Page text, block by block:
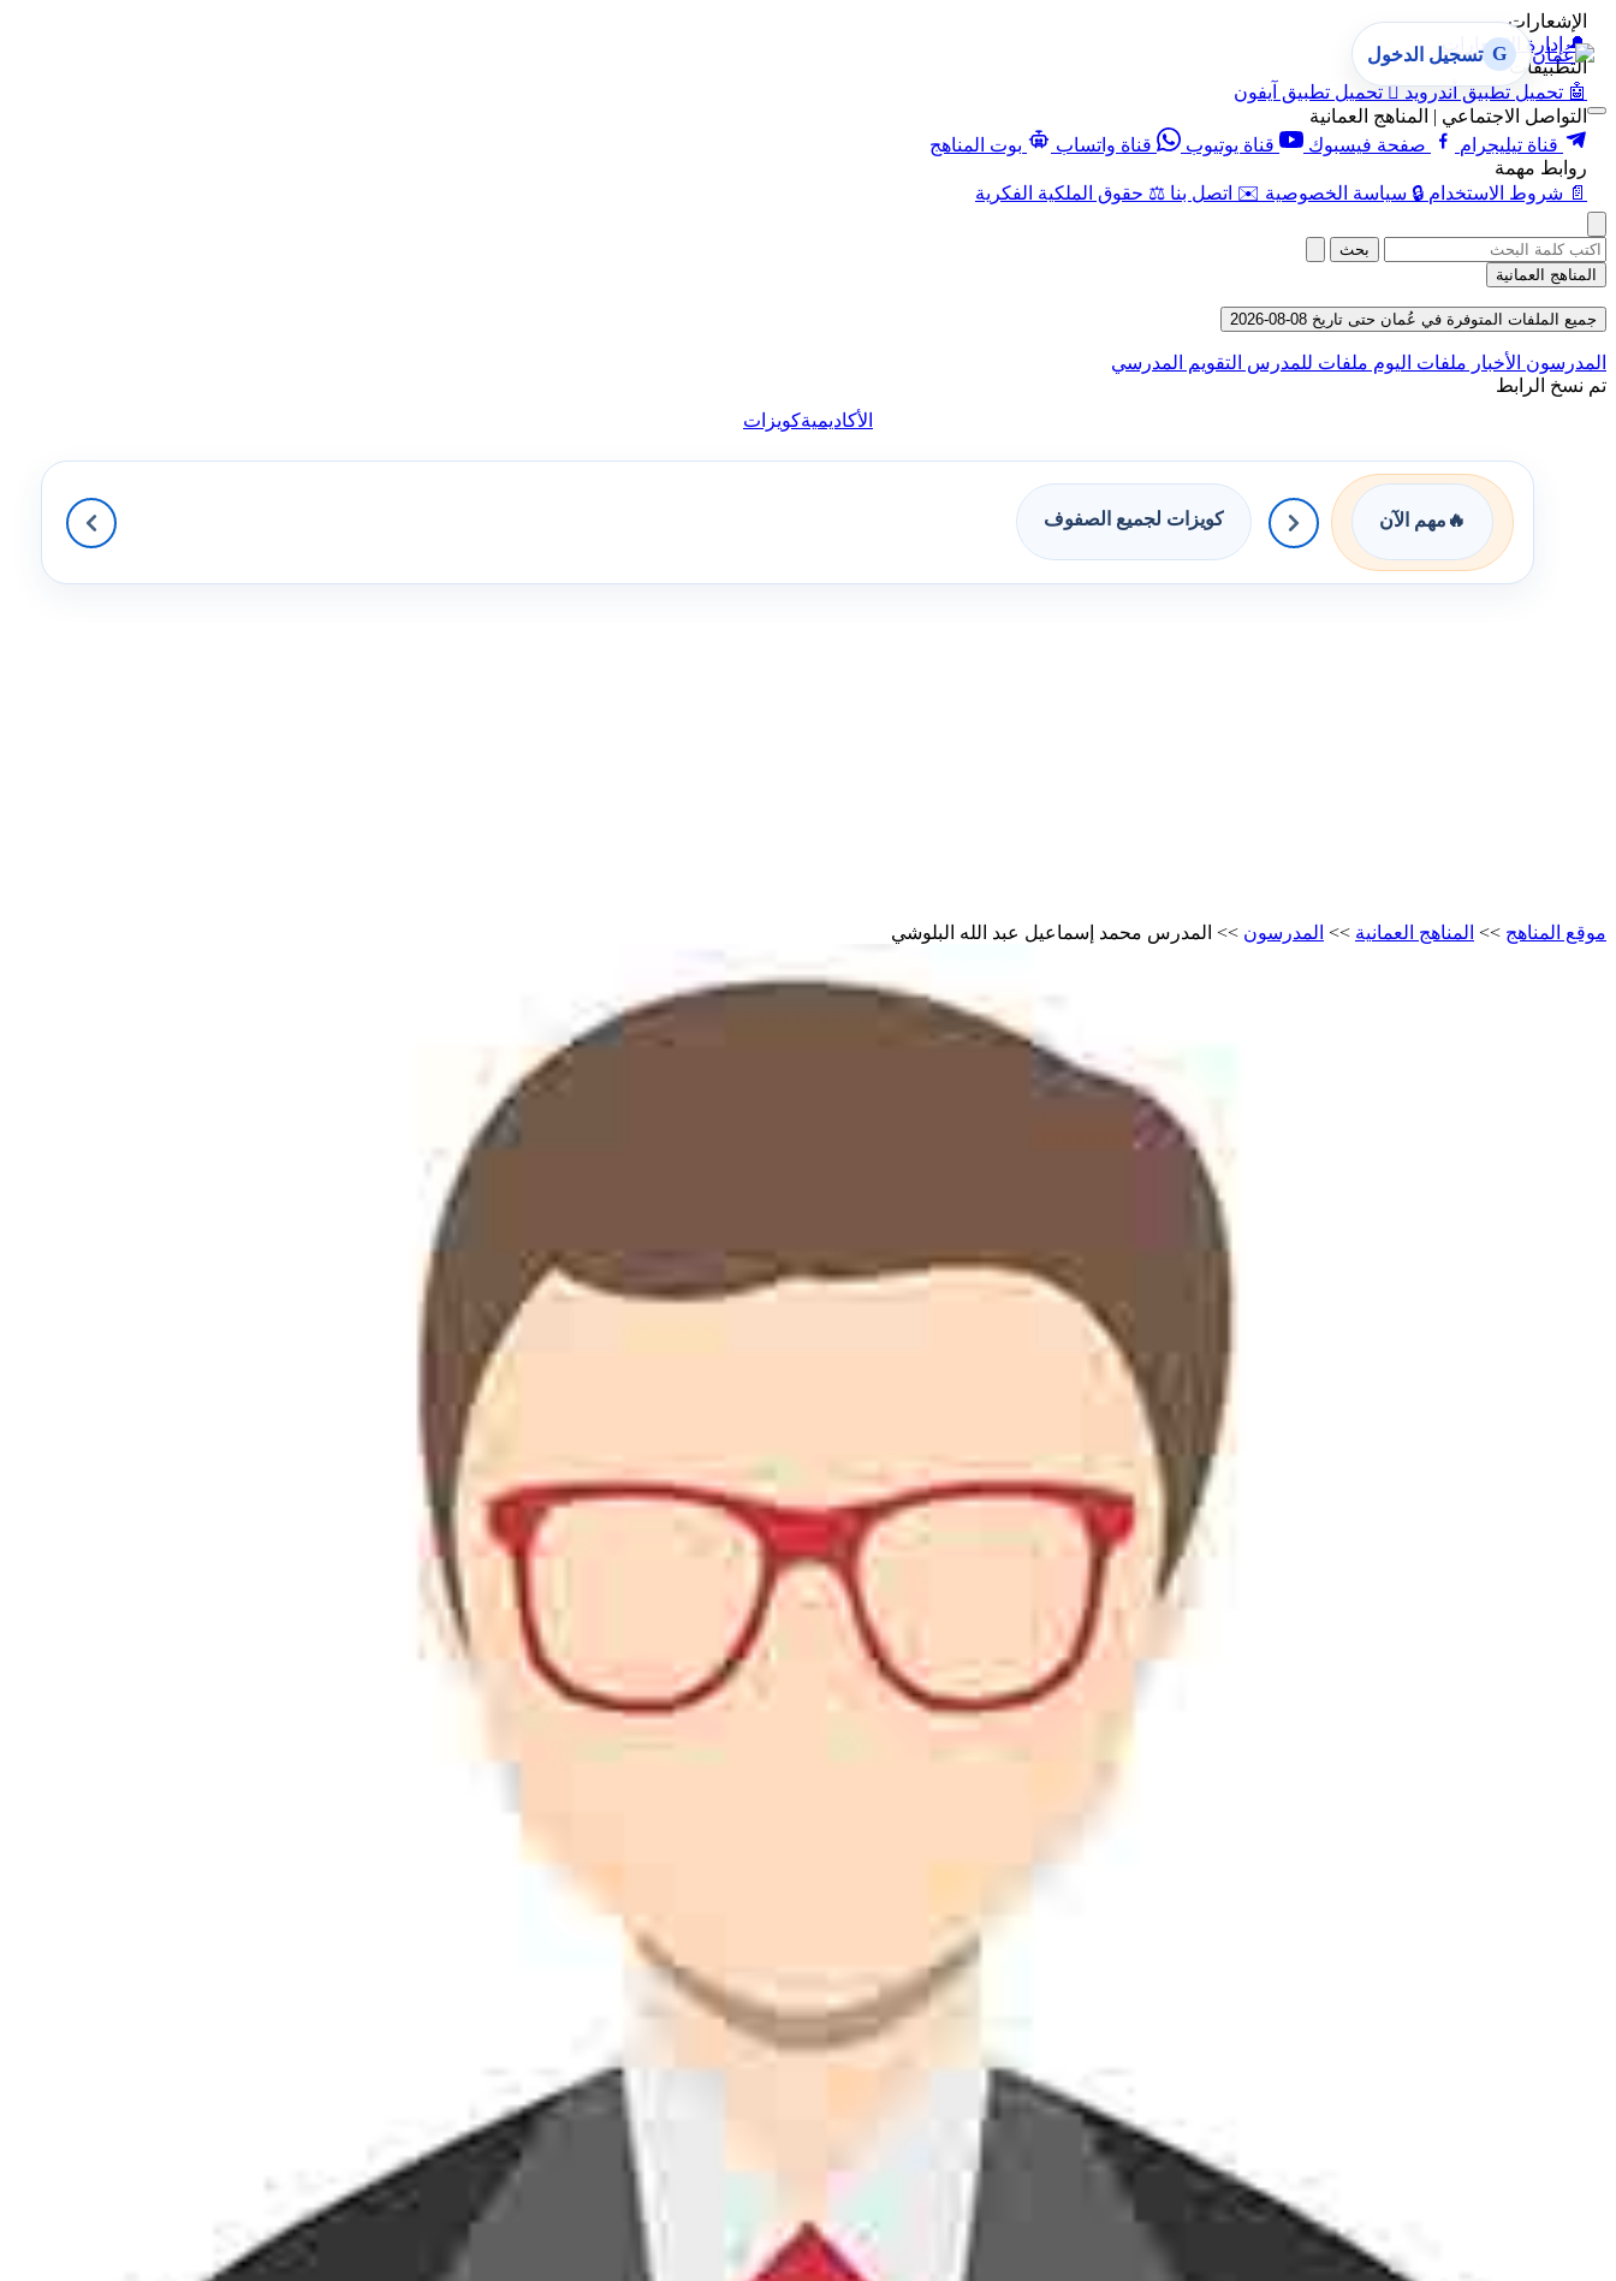
الإشعارات
🔔 إدارة الإشعارات
التطبيقات
🤖 تحميل تطبيق أندرويد  تحميل تطبيق آيفون
التواصل الاجتماعي | المناهج العمانية
قناة تيليجرام
صفحة فيسبوك قناة يوتيوب قناة واتساب
بوت المناهج
روابط مهمة
📄 شروط الاستخدام 🔒 سياسة الخصوصية ✉️ اتصل بنا ⚖️ حقوق الملكية الفكرية
G تسجيل الدخول
بحث
المناهج العمانية
جميع الملفات المتوفرة في عُمان حتى تاريخ 08-08-2026
المدرسون الأخبار ملفات اليوم ملفات للمدرس التقويم المدرسي
تم نسخ الرابط
الأكاديميةكويزات
🔥 مهم الآن كويزات لجميع الصفوف
موقع المناهج >> المناهج العمانية >> المدرسون >> المدرس محمد إسماعيل عبد الله البلوشي